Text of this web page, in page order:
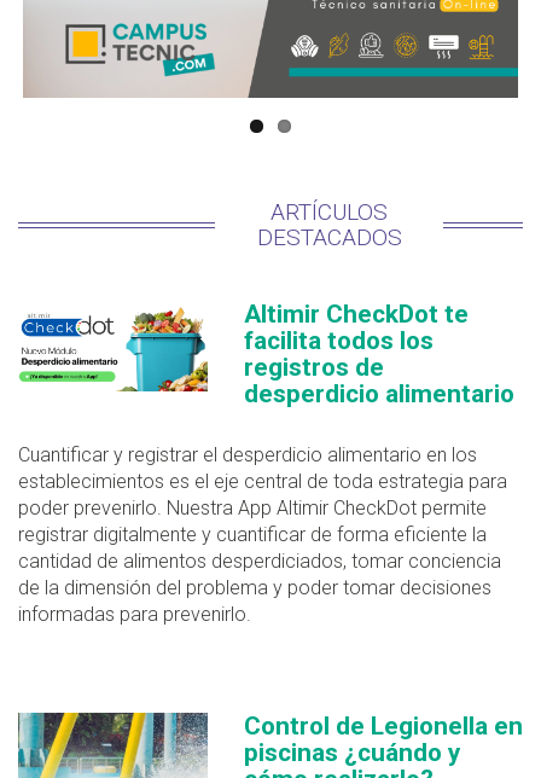
ARTÍCULOS
DESTACADOS
Altimir CheckDot te
facilita todos los
registros de
desperdicio alimentario
Cuantificar y registrar el desperdicio alimentario en los
establecimientos es el eje central de toda estrategia para
poder prevenirlo. Nuestra App Altimir CheckDot permite
registrar digitalmente y cuantificar de forma eficiente la
cantidad de alimentos desperdiciados, tomar conciencia
de la dimensión del problema y poder tomar decisiones
informadas para prevenirlo.
Control de Legionella en
piscinas ¿cuándo y